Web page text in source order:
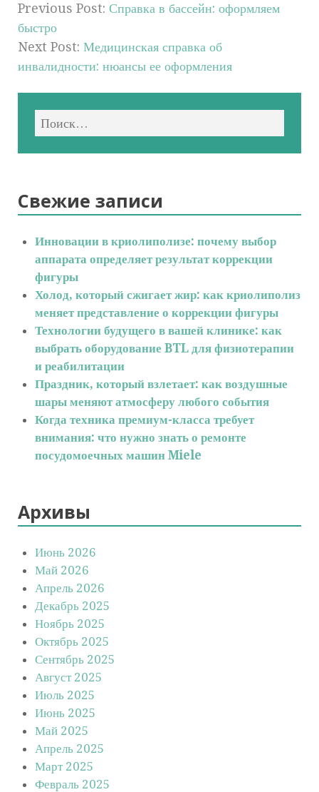
Previous Post: Справка в бассейн: оформляем
быстро
Next Post: Медицинская справка об
инвалидности: нюансы ее оформления
Свежие записи
Инновации в криолиполизе: почему выбор
аппарата определяет результат коррекции
фигуры
Холод, который сжигает жир: как криолиполиз
меняет представление о коррекции фигуры
Технологии будущего в вашей клинике: как
выбрать оборудование BTL для физиотерапии
и реабилитации
Праздник, который взлетает: как воздушные
шары меняют атмосферу любого события
Когда техника премиум-класса требует
внимания: что нужно знать о ремонте
посудомоечных машин Miele
Архивы
Июнь 2026
Май 2026
Апрель 2026
Декабрь 2025
Ноябрь 2025
Октябрь 2025
Сентябрь 2025
Август 2025
Июль 2025
Июнь 2025
Май 2025
Апрель 2025
Март 2025
Февраль 2025